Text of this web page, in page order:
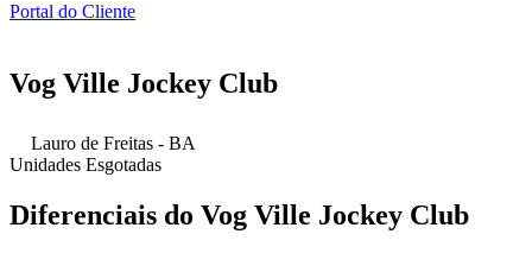
Portal do Cliente
Vog Ville Jockey Club
Lauro de Freitas - BA
Unidades Esgotadas
Diferenciais do Vog Ville Jockey Club